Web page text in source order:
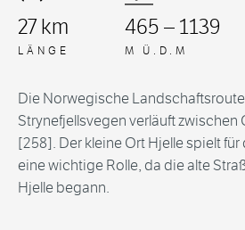
LÄNGE
27 km
M Ü.D.M
465 – 1139
Die Norwegische
Strynefjellsvegen verläuft
[258]. Der kleine Ort Hjelle spielt
eine wichtige Rolle, da die alte
Hjelle begann.